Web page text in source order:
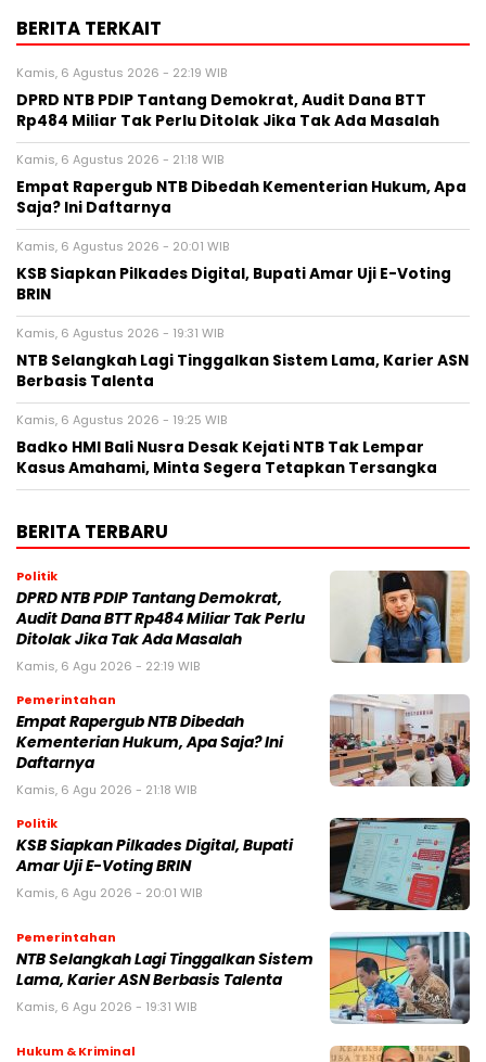
BERITA TERKAIT
Kamis, 6 Agustus 2026 - 22:19 WIB
DPRD NTB PDIP Tantang Demokrat, Audit Dana BTT
Rp484 Miliar Tak Perlu Ditolak Jika Tak Ada Masalah
Kamis, 6 Agustus 2026 - 21:18 WIB
Empat Rapergub NTB Dibedah Kementerian Hukum, Apa
Saja? Ini Daftarnya
Kamis, 6 Agustus 2026 - 20:01 WIB
KSB Siapkan Pilkades Digital, Bupati Amar Uji E-Voting
BRIN
Kamis, 6 Agustus 2026 - 19:31 WIB
NTB Selangkah Lagi Tinggalkan Sistem Lama, Karier ASN
Berbasis Talenta
Kamis, 6 Agustus 2026 - 19:25 WIB
Badko HMI Bali Nusra Desak Kejati NTB Tak Lempar
Kasus Amahami, Minta Segera Tetapkan Tersangka
BERITA TERBARU
Politik
DPRD NTB PDIP Tantang Demokrat,
Audit Dana BTT Rp484 Miliar Tak Perlu
Ditolak Jika Tak Ada Masalah
Kamis, 6 Agu 2026 - 22:19 WIB
Pemerintahan
Empat Rapergub NTB Dibedah
Kementerian Hukum, Apa Saja? Ini
Daftarnya
Kamis, 6 Agu 2026 - 21:18 WIB
Politik
KSB Siapkan Pilkades Digital, Bupati
Amar Uji E-Voting BRIN
Kamis, 6 Agu 2026 - 20:01 WIB
Pemerintahan
NTB Selangkah Lagi Tinggalkan Sistem
Lama, Karier ASN Berbasis Talenta
Kamis, 6 Agu 2026 - 19:31 WIB
Hukum & Kriminal